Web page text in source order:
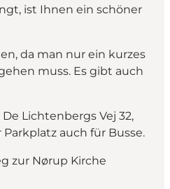
ist Ihnen ein schöner
da man nur ein kurzes
muss. Es gibt auch
Lichtenbergs Vej 32,
Parkplatz auch für Busse.
zur Nørup Kirche